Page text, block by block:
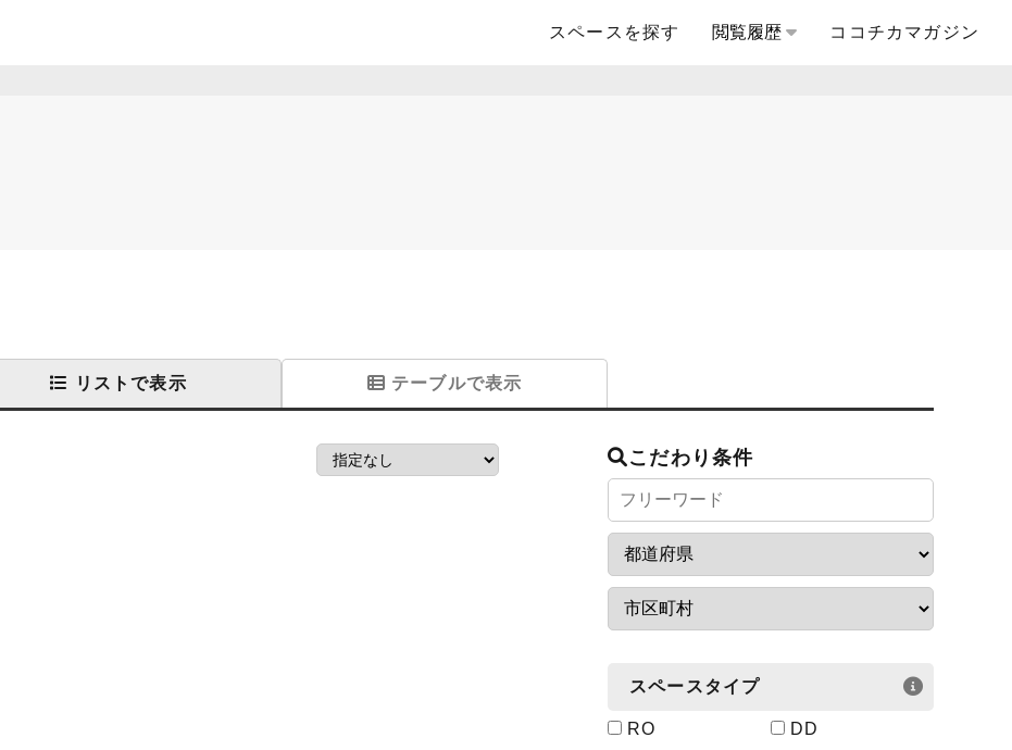
スペースを探す 閲覧履歴 ココチカマガジン
リストで表示 テーブルで表示
こだわり条件
スペースタイプ
RO
DD